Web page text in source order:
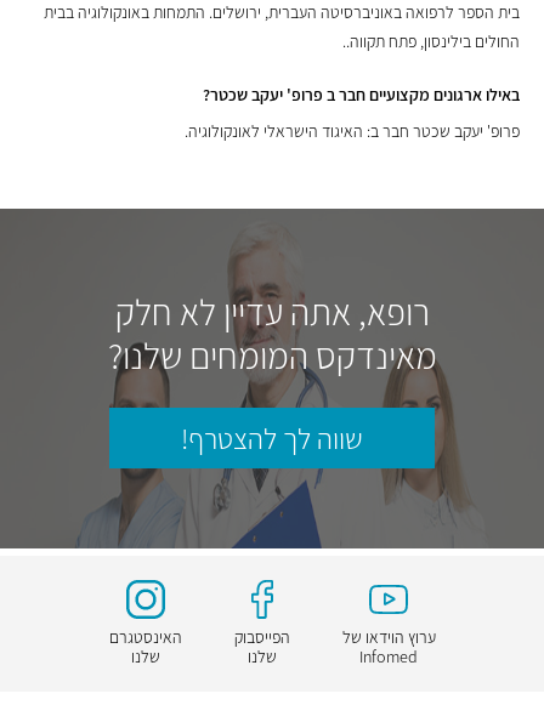
בית הספר לרפואה באוניברסיטה העברית, ירושלים. התמחות באונקולוגיה בבית
החולים בילינסון, פתח תקווה..
באילו ארגונים מקצועיים חבר ב פרופ' יעקב שכטר?
פרופ' יעקב שכטר חבר ב: האיגוד הישראלי לאונקולוגיה.
רופא, אתה עדיין לא חלק
מאינדקס המומחים שלנו?
שווה לך להצטרף!
ערוץ הוידאו של
Infomed
הפייסבוק
שלנו
האינסטגרם
שלנו